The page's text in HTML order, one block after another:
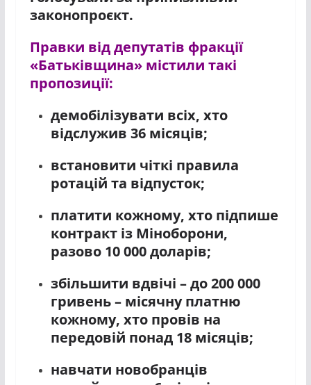
законопроєкт.
Правки від депутатів фракції
«Батьківщина» містили такі
пропозиції:
демобілізувати всіх, хто
відслужив 36 місяців;
встановити чіткі правила
ротацій та відпусток;
платити кожному, хто підпише
контракт із Міноборони,
разово 10 000 доларів;
збільшити вдвічі – до 200 000
гривень – місячну платню
кожному, хто провів на
передовій понад 18 місяців;
навчати новобранців